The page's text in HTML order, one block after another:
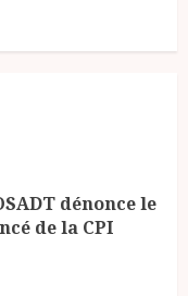
dénonce le
de la CPI